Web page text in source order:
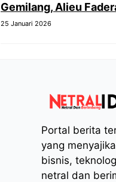
Gemilang, Alieu
25 Januari 2026
Portal berita
yang
bisnis,
netral dan